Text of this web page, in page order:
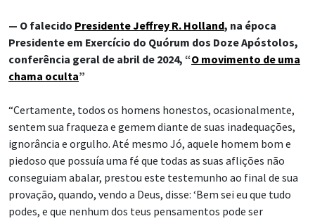
— O falecido Presidente Jeffrey R. Holland, na época
Presidente em Exercício do Quórum dos Doze Apóstolos,
conferência geral de abril de 2024, “O movimento de uma
chama oculta”
“Certamente, todos os homens honestos, ocasionalmente,
sentem sua fraqueza e gemem diante de suas inadequações,
ignorância e orgulho. Até mesmo Jó, aquele homem bom e
piedoso que possuía uma fé que todas as suas aflições não
conseguiam abalar, prestou este testemunho ao final de sua
provação, quando, vendo a Deus, disse: ‘Bem sei eu que tudo
podes, e que nenhum dos teus pensamentos pode ser